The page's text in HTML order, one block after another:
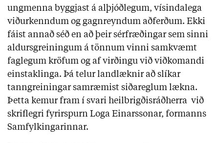
ungmenna byggjast á alþjóðlegum, vísindalega
viðurkenndum og gagnreyndum aðferðum. Ekki
fáist annað séð en að þeir sérfræðingar sem sinni
aldursgreiningum á tönnum vinni samkvæmt
faglegum kröfum og af virðingu við viðkomandi
einstaklinga. Þá telur landlæknir að slíkar
tanngreiningar samræmist siðareglum lækna.
Þetta kemur fram í svari heilbrigðisráðherra við
skriflegri fyrirspurn Loga Einarssonar, formanns
Samfylkingarinnar.